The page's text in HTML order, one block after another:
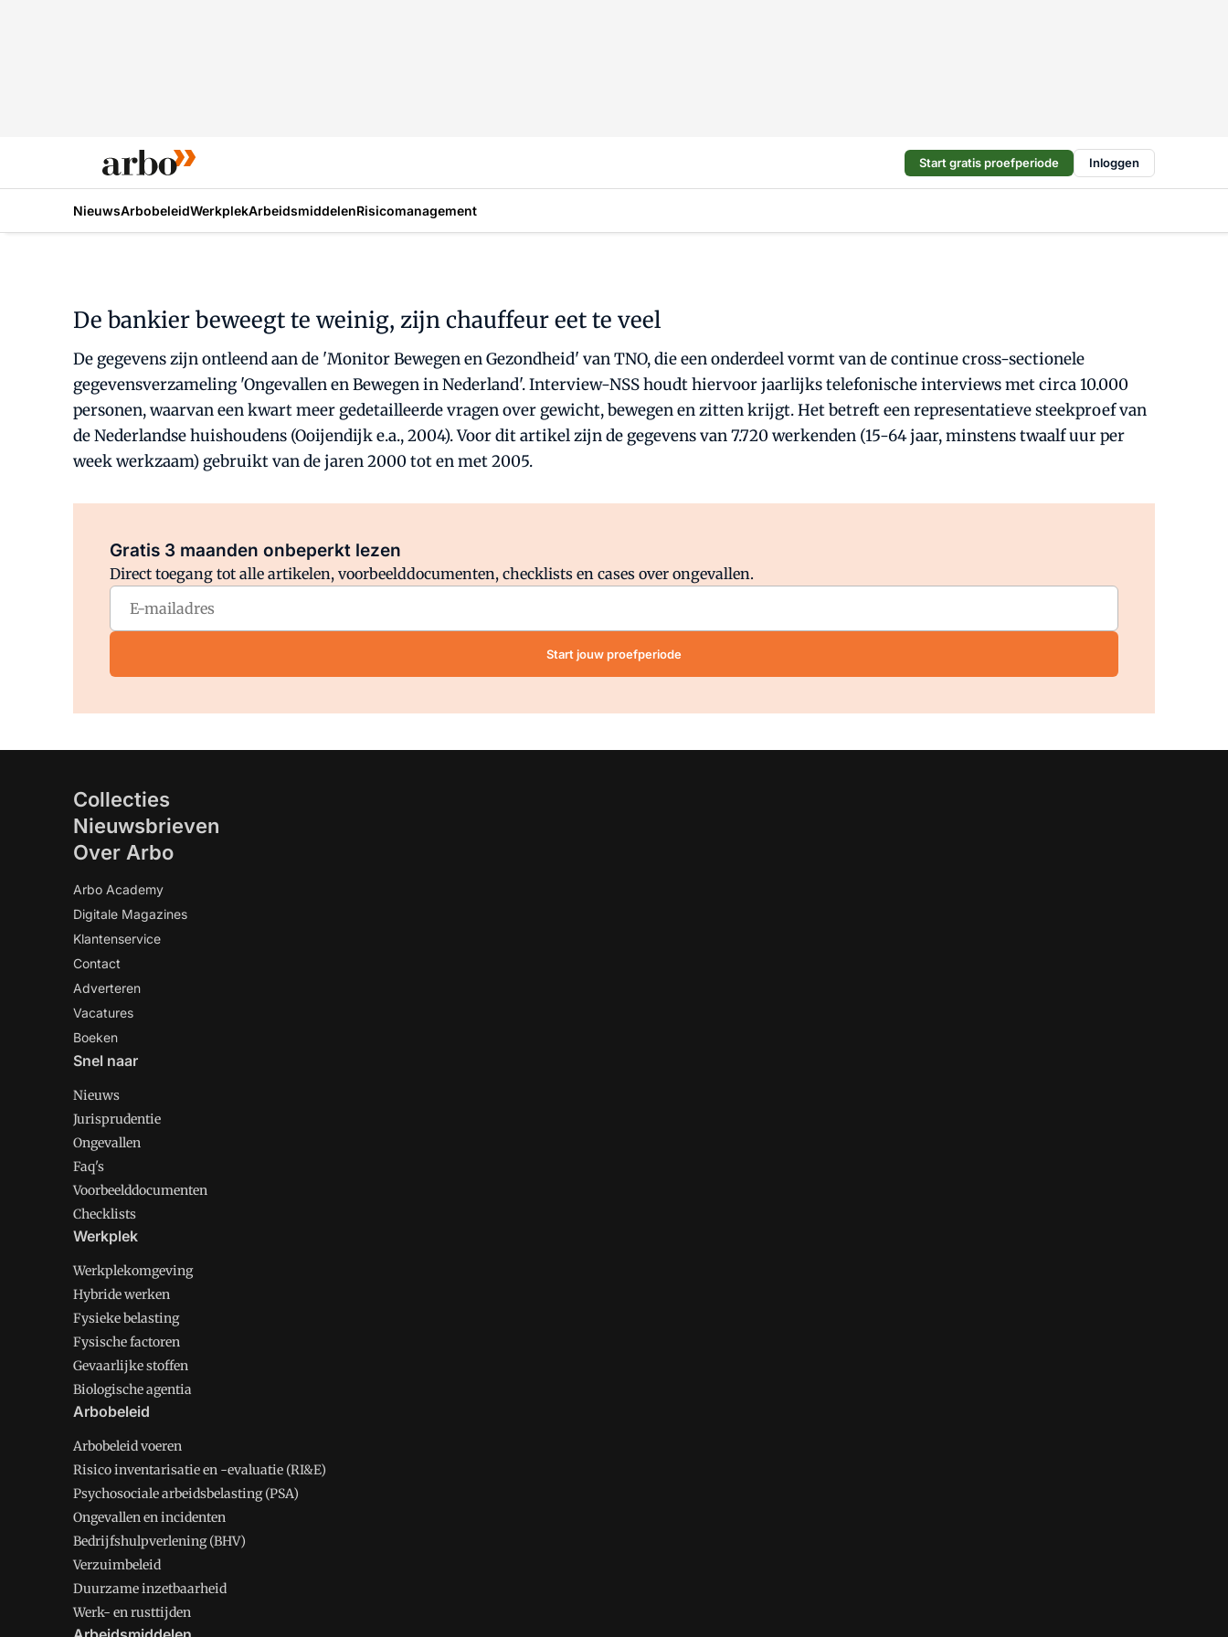
Start gratis proefperiode Inloggen
NieuwsArbobeleidWerkplekArbeidsmiddelenRisicomanagement
De bankier beweegt te weinig, zijn chauffeur eet te veel
De gegevens zijn ontleend aan de 'Monitor Bewegen en Gezondheid' van TNO, die een onderdeel vormt van de continue cross-sectionele
gegevensverzameling 'Ongevallen en Bewegen in Nederland'. Interview-NSS houdt hiervoor jaarlijks telefonische interviews met circa 10.000
personen, waarvan een kwart meer gedetailleerde vragen over gewicht, bewegen en zitten krijgt. Het betreft een representatieve steekproef van
de Nederlandse huishoudens (Ooijendijk e.a., 2004). Voor dit artikel zijn de gegevens van 7.720 werkenden (15-64 jaar, minstens twaalf uur per
week werkzaam) gebruikt van de jaren 2000 tot en met 2005.
Gratis 3 maanden onbeperkt lezen
Direct toegang tot alle artikelen, voorbeelddocumenten, checklists en cases over ongevallen.
Start jouw proefperiode
Collecties
Nieuwsbrieven
Over Arbo
Arbo Academy
Digitale Magazines
Klantenservice
Contact
Adverteren
Vacatures
Boeken
Snel naar
Nieuws
Jurisprudentie
Ongevallen
Faq's
Voorbeelddocumenten
Checklists
Werkplek
Werkplekomgeving
Hybride werken
Fysieke belasting
Fysische factoren
Gevaarlijke stoffen
Biologische agentia
Arbobeleid
Arbobeleid voeren
Risico inventarisatie en -evaluatie (RI&E)
Psychosociale arbeidsbelasting (PSA)
Ongevallen en incidenten
Bedrijfshulpverlening (BHV)
Verzuimbeleid
Duurzame inzetbaarheid
Werk- en rusttijden